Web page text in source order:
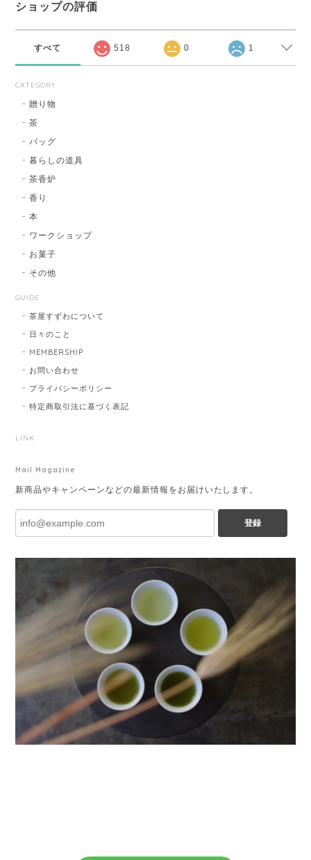
ショップの評価
すべて 518 0 1
CATEGORY
贈り物
茶
バッグ
暮らしの道具
茶香炉
香り
本
ワークショップ
お菓子
その他
GUIDE
茶屋すずわについて
日々のこと
MEMBERSHIP
お問い合わせ
プライバシーポリシー
特定商取引法に基づく表記
LINK
Mail Magazine
新商品やキャンペーンなどの最新情報をお届けいたします。
登録